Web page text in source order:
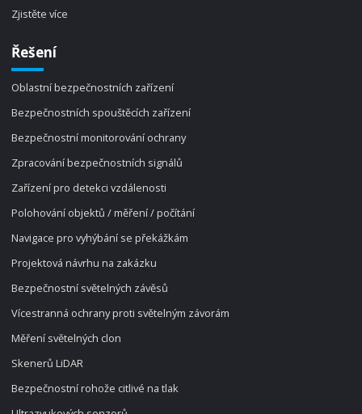
Zjistěte více
Řešení
Oblastní bezpečnostních zařízení
Bezpečnostních spouštěcích zařízení
Bezpečnostní monitorování ochrany
Zpracování bezpečnostních signálů
Zařízení pro detekci vzdálenosti
Polohování objektů / měření / počítání
Navigace pro vyhýbání se překážkám
Projektová návrhu na zakázku
Bezpečnostní světelných závěsů
Vícestranná ochrany proti světelným závorám
Měření světelných clon
Skenerů LiDAR
Bezpečnostní rohože citlivé na tlak